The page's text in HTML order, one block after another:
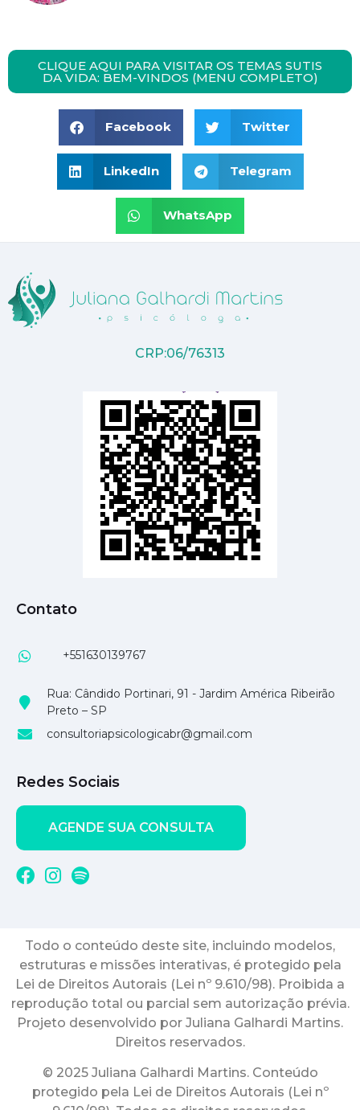
CLIQUE AQUI PARA VISITAR OS TEMAS SUTIS
DA VIDA: BEM-VINDOS (MENU COMPLETO)
Facebook Twitter
LinkedIn Telegram
WhatsApp
CRP:06/76313
Contato
+551630139767
Rua: Cândido Portinari, 91 - Jardim América Ribeirão
Preto – SP
consultoriapsicologicabr@gmail.com
Redes Sociais
AGENDE SUA CONSULTA
Todo o conteúdo deste site, incluindo modelos,
estruturas e missões interativas, é protegido pela
Lei de Direitos Autorais (Lei nº 9.610/98). Proibida a
reprodução total ou parcial sem autorização prévia.
Projeto desenvolvido por Juliana Galhardi Martins.
Direitos reservados.
© 2025 Juliana Galhardi Martins. Conteúdo
protegido pela Lei de Direitos Autorais (Lei nº